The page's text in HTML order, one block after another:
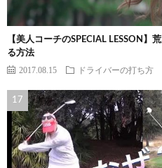
【美人コーチのSPECIAL LESSON
る方法
2017.08.15 ドライバーの打ち方